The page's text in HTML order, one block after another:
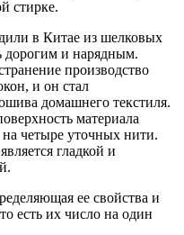
стирке.
в Китае из шелковых
дорогим и нарядным.
производство
и он стал
домашнего текстиля.
материала
четыре уточных нити.
гладкой и
ее свойства и
есть их число на один